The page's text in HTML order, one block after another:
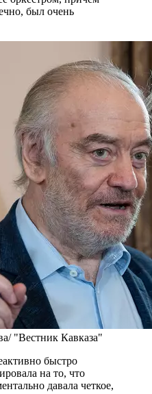
был очень
"Вестник Кавказа"
быстро
на то, что
давала четкое,